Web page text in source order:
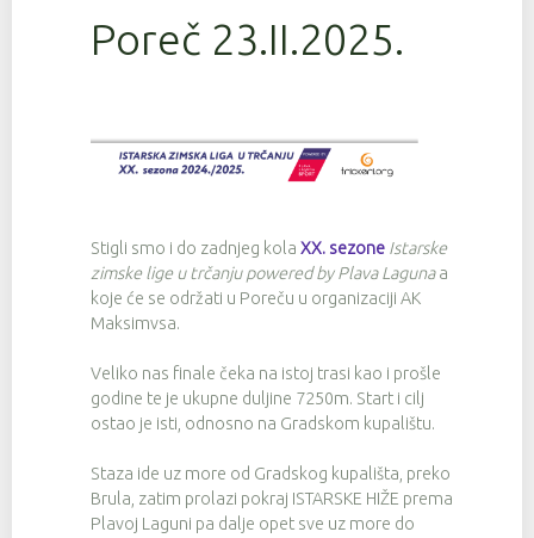
Poreč 23.II.2025.
Stigli smo i do zadnjeg kola XX. sezone Istarske
zimske lige u trčanju powered by Plava Lagunaa
koje će se održati u Poreču u organizaciji AK
Maksimvsa.
Veliko nas finale čeka na istoj trasi kao i prošle
godine te je ukupne duljine 7250m. Start i cilj
ostao je isti, odnosno na Gradskom kupalištu.
Staza ide uz more od Gradskog kupališta, preko
Brula, zatim prolazi pokraj ISTARSKE HIŽE prema
Plavoj Laguni pa dalje opet sve uz more do